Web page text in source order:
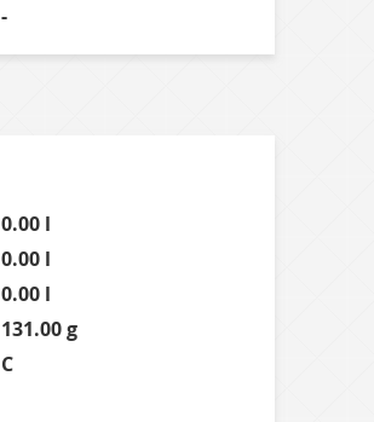
-
0.00 l
0.00 l
0.00 l
131.00 g
C